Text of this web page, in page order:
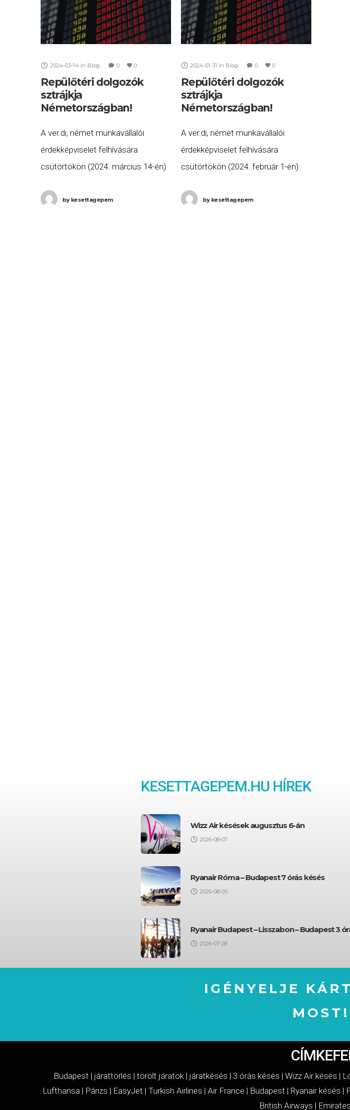
2024-03-14 in Blog 0 0
Repülőtéri dolgozók
sztrájkja
Németországban!
A ver.di, német munkavállalói
érdekképviselet felhívására
csütörtökön (2024. március 14-én)
alkalmazottak öt német
bykesettagepem
2024-01-31 in Blog 0 0
Repülőtéri dolgozók
sztrájkja
Németországban!
A ver.di, német munkavállalói
érdekképviselet felhívására
csütörtökön (2024. február 1-én)
alkalmazottak tizenegy német
bykesettagepem
KESETTAGEPEM.HU HÍREK
Wizz Air késések augusztus 6-án
2026-08-07
Ryanair Róma – Budapest 7 órás késés
2026-08-05
Ryanair Budapest – Lisszabon – Budapest 3
2026-07-28
IGÉNYELJE
MOST!
Budapest | járattörlés | törölt járatok | járatkésés | 3 órás késés | Wizz Air késés |
Lufthansa| Párizs | EasyJet | Turkish Airlines | Air France | Budapest | Ryanair késés |
British Airways | Emirates